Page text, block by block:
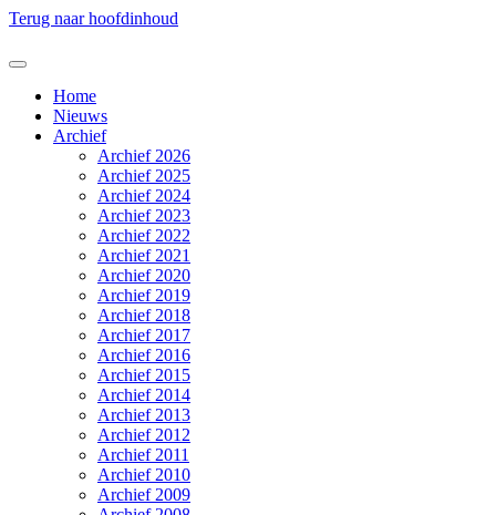
Terug naar hoofdinhoud
Home
Nieuws
Archief
Archief 2026
Archief 2025
Archief 2024
Archief 2023
Archief 2022
Archief 2021
Archief 2020
Archief 2019
Archief 2018
Archief 2017
Archief 2016
Archief 2015
Archief 2014
Archief 2013
Archief 2012
Archief 2011
Archief 2010
Archief 2009